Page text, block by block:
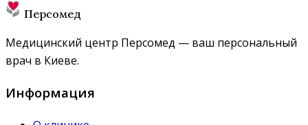
Персомед
Медицинский центр Персомед — ваш персональный
врач в Киеве.
Информация